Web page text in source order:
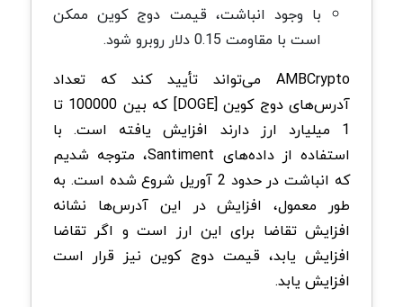
با وجود انباشت، قیمت دوج کوین ممکن
است با مقاومت 0.15 دلار روبرو شود.
AMBCrypto می‌تواند تأیید کند که تعداد
آدرس‌های دوج کوین [DOGE] که بین 100000 تا
1 میلیارد ارز دارند افزایش یافته است. با
استفاده از داده‌های Santiment، متوجه شدیم
که انباشت در حدود 2 آوریل شروع شده است. به
طور معمول، افزایش در این آدرس‌ها نشانه
افزایش تقاضا برای این ارز است و اگر تقاضا
افزایش یابد، قیمت دوج کوین نیز قرار است
افزایش یابد.